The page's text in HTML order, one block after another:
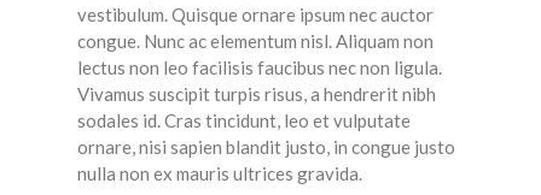
vestibulum. Quisque ornare ipsum nec auctor
congue. Nunc ac elementum nisl. Aliquam non
lectus non leo facilisis faucibus nec non ligula.
Vivamus suscipit turpis risus, a hendrerit nibh
sodales id. Cras tincidunt, leo et vulputate
ornare, nisi sapien blandit justo, in congue justo
nulla non ex mauris ultrices gravida.